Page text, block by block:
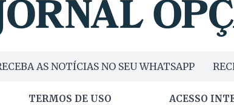
AS NOTÍCIAS NO SEU WHATSAPP
TERMOS DE USO ACESSO